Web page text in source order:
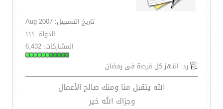
تاريخ التسجيل: Aug 2007
الدولة: ؟؟؟
المشاركات: 6,432
رد: انتهز كل فرصة فى رمضان
الله يتقبل منا ومنك صالح الأعمال
وجزاك الله خير